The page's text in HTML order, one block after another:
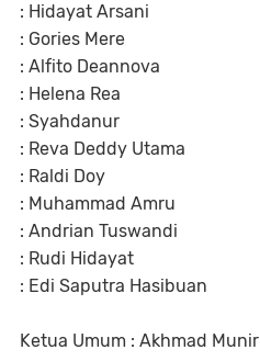
: Hidayat Arsani
: Gories Mere
: Alfito Deannova
: Helena Rea
: Syahdanur
: Reva Deddy Utama
: Raldi Doy
: Muhammad Amru
: Andrian Tuswandi
: Rudi Hidayat
: Edi Saputra Hasibuan
Ketua Umum : Akhmad Munir